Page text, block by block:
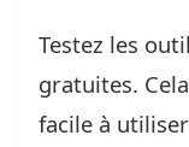
Testez les
gratuites.
facile à